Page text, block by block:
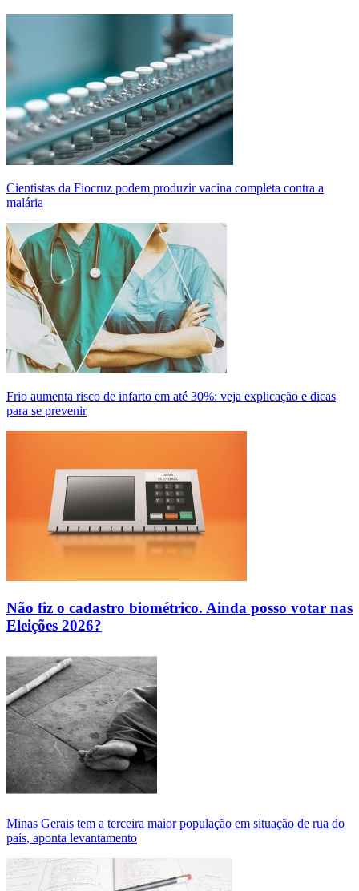
Cientistas da Fiocruz podem produzir vacina completa contra a
malária
Frio aumenta risco de infarto em até 30%: veja explicação e dicas
para se prevenir
Não fiz o cadastro biométrico. Ainda posso votar nas
Eleições 2026?
Minas Gerais tem a terceira maior população em situação de rua do
país, aponta levantamento